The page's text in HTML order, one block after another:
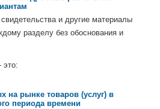
и другие материалы
разделу без обоснования и
это:
на рынке товаров (услуг) в
периода времени